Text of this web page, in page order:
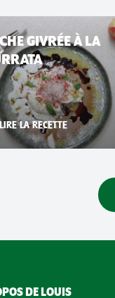
GIVRÉE À LA
LIRE LA RECETTE
DE LOUIS